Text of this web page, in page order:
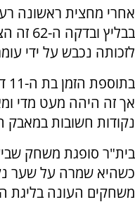
אחרי מחצית ראשונה
בבליץ
לזכותה נכבש על ידי
אך זה היהה מעט מדי
נקודות חשובות במאבק
בית"ר סופגת משחק
משחקים העונה בליגת